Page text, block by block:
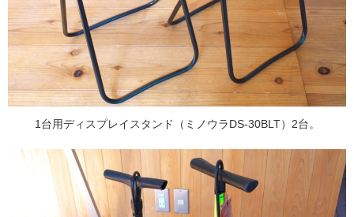
1台用ディスプレイスタンド（ミノウラDS-30BLT）2台。